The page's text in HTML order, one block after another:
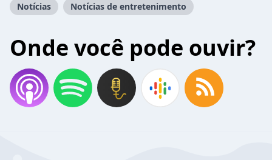
Notícias Notícias de entretenimento
Onde você pode ouvir?